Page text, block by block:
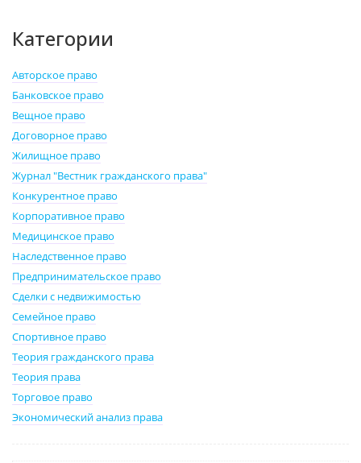
Категории
Авторское право
Банковское право
Вещное право
Договорное право
Жилищное право
Журнал "Вестник гражданского права"
Конкурентное право
Корпоративное право
Медицинское право
Наследственное право
Предпринимательское право
Сделки с недвижимостью
Семейное право
Спортивное право
Теория гражданского права
Теория права
Торговое право
Экономический анализ права